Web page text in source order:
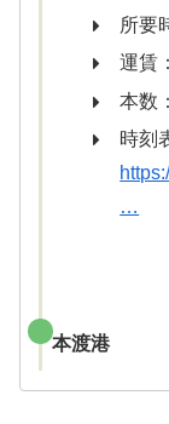
所要
運賃
本数
時刻
…
本渡港